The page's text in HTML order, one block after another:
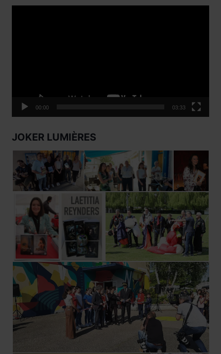
00:00 03:33
JOKER LUMIÈRES